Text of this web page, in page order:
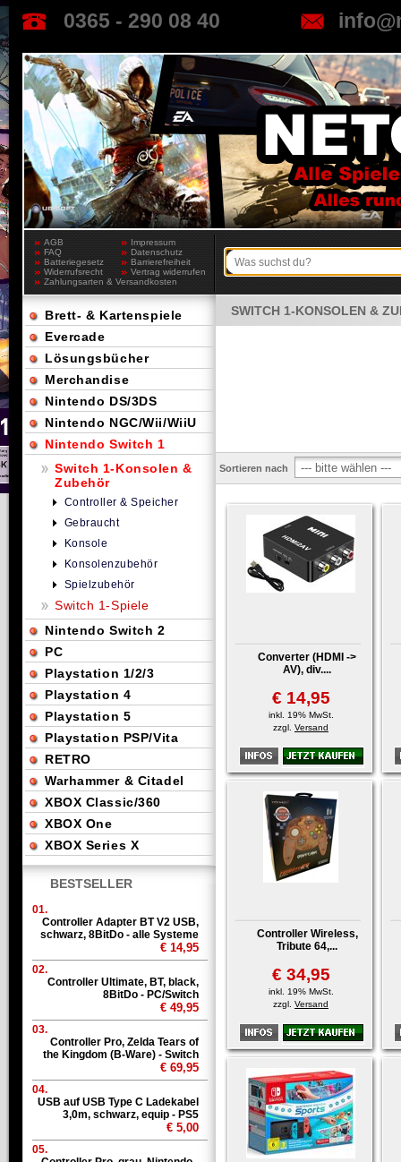
0365 - 290 08 40
AGB
Impressum
FAQ
Datenschutz
Batteriegesetz
Barrierefreiheit
Widerrufsrecht
Vertrag widerrufen
Zahlungsarten & Versandkosten
SWITCH 1-KONSOLEN &
Sortieren nach
Converter (HDMI ->
AV), div....
€ 14,95
inkl. 19% MwSt.
zzgl. Versand
Controller Wireless,
Tribute 64,...
€ 34,95
inkl. 19% MwSt.
zzgl. Versand
Brett- & Kartenspiele
Evercade
Lösungsbücher
Merchandise
Nintendo DS/3DS
Nintendo NGC/Wii/WiiU
Nintendo Switch 1
Switch 1-Konsolen &
Zubehör
Controller & Speicher
Gebraucht
Konsole
Konsolenzubehör
Spielzubehör
Switch 1-Spiele
Nintendo Switch 2
PC
Playstation 1/2/3
Playstation 4
Playstation 5
Playstation PSP/Vita
RETRO
Warhammer & Citadel
XBOX Classic/360
XBOX One
XBOX Series X
BESTSELLER
01.
Controller Adapter BT V2 USB,
schwarz, 8BitDo - alle Systeme
€ 14,95
02.
Controller Ultimate, BT, black,
8BitDo - PC/Switch
€ 49,95
03.
Controller Pro, Zelda Tears of
the Kingdom (B-Ware) - Switch
€ 69,95
04.
USB auf USB Type C Ladekabel
3,0m, schwarz, equip - PS5
€ 5,00
05.